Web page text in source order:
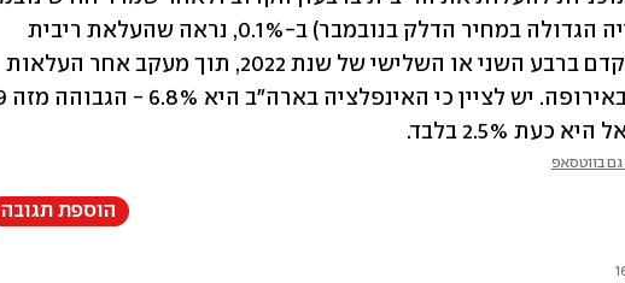
2.5% בלבד.
בווטסאפ
הוספת תגובה